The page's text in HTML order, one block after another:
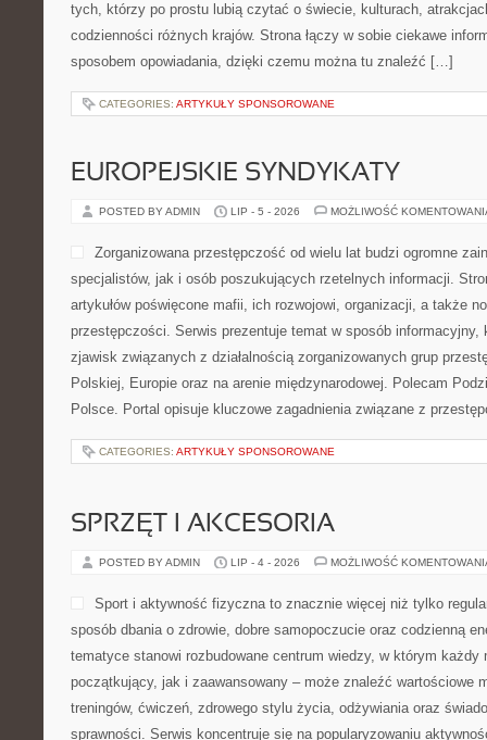
tych, którzy po prostu lubią czytać o świecie, kulturach,
codzienności różnych krajów. Strona łączy w sobie ciekawe
sposobem opowiadania, dzięki czemu można tu znaleźć […]
CATEGORIES: ARTYKUŁY SPONSOROWANE
EUROPEJSKIE SYNDYKATY
POSTED BY ADMIN LIP - 5 - 2026 MOŻLIWOŚĆ
Zorganizowana przestępczość od wielu lat budzi ogromne
specjalistów, jak i osób poszukujących rzetelnych informacji.
artykułów poświęcone mafii, ich rozwojowi, organizacji, a także
przestępczości. Serwis prezentuje temat w sposób informacyjny,
zjawisk związanych z działalnością zorganizowanych grup
Polskiej, Europie oraz na arenie międzynarodowej. Polecam
Polsce. Portal opisuje kluczowe zagadnienia związane z
CATEGORIES: ARTYKUŁY SPONSOROWANE
SPRZĘT I AKCESORIA
POSTED BY ADMIN LIP - 4 - 2026 MOŻLIWOŚĆ
Sport i aktywność fizyczna to znacznie więcej niż tylko
sposób dbania o zdrowie, dobre samopoczucie oraz codzienną
tematyce stanowi rozbudowane centrum wiedzy, w którym każdy
początkujący, jak i zaawansowany – może znaleźć wartościowe
treningów, ćwiczeń, zdrowego stylu życia, odżywiania oraz
sprawności. Serwis koncentruje się na popularyzowaniu